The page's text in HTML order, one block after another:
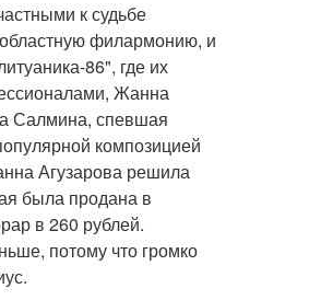
к судьбе
филармонию, и
86", где их
Жанна
Салмина, спевшая
композицией
Агузарова решила
была продана в
в 260 рублей.
потому что громко